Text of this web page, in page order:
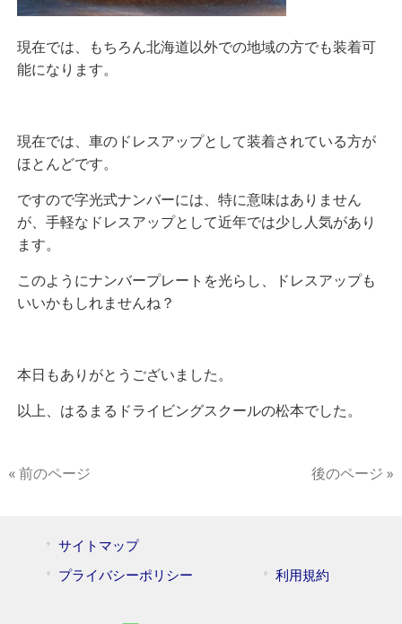
現在では、もちろん北海道以外での地域の方でも装着可
能になります。
現在では、車のドレスアップとして装着されている方が
ほとんどです。
ですので字光式ナンバーには、特に意味はありません
が、手軽なドレスアップとして近年では少し人気があり
ます。
このようにナンバープレートを光らし、ドレスアップも
いいかもしれませんね？
本日もありがとうございました。
以上、はるまるドライビングスクールの松本でした。
« 前のページ 後のページ »
サイトマップ
プライバシーポリシー
利用規約